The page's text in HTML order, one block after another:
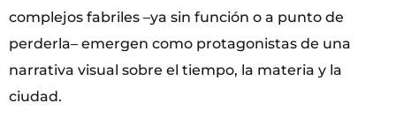
complejos fabriles –ya sin función o a punto de
perderla– emergen como protagonistas de una
narrativa visual sobre el tiempo, la materia y la
ciudad.